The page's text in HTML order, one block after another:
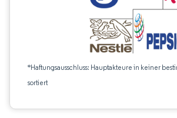
*Haftungsausschluss: Hauptakteure in keiner
sortiert